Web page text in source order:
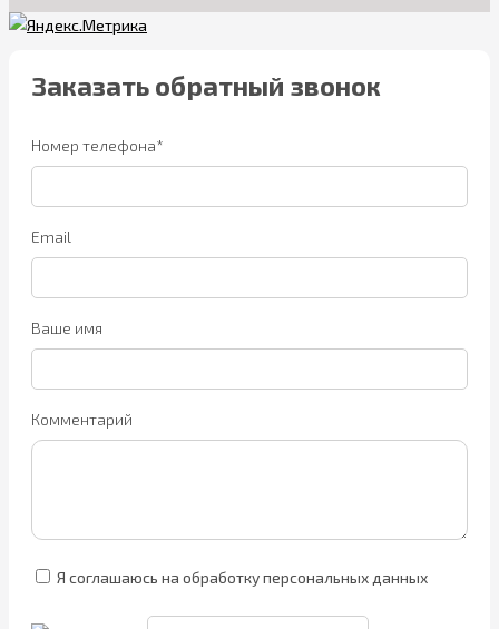
Заказать обратный звонок
Номер телефона*
Email
Ваше имя
Комментарий
Я соглашаюсь на обработку персональных данных